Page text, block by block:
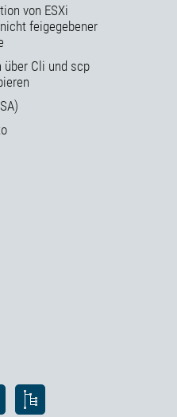
von ESXi
feigegebener
über Cli und scp